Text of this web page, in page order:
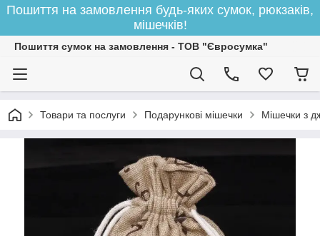
Пошиття на замовлення будь-яких сумок, рюкзаків,
мішечків!
Пошиття сумок на замовлення - ТОВ "Євросумка"
Товари та послуги Подарункові мішечки Мішечки з